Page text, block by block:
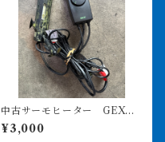
中古サーモヒーター GEXサ
ーモ&300Wヒーターセット
引き取り限定
¥3,000